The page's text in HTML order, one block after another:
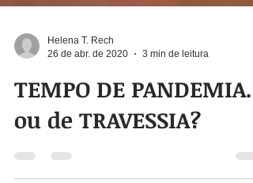
Helena T. Rech
26 de abr. de 2020
3 min de leitura
TEMPO DE PANDEMIA...
ou de TRAVESSIA?